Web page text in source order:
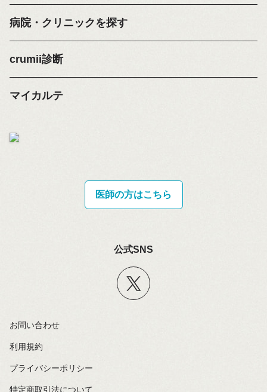
病院・クリニックを探す
crumii診断
マイカルテ
医師の方はこちら
公式SNS
お問い合わせ
利用規約
プライバシーポリシー
特定商取引法について